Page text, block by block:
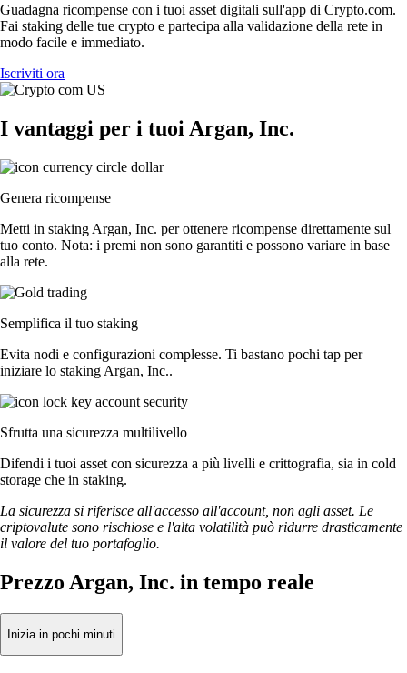
Guadagna ricompense con i tuoi asset digitali sull'app di Crypto.com.
Fai staking delle tue crypto e partecipa alla validazione della rete in
modo facile e immediato.
Iscriviti ora
I vantaggi per i tuoi Argan, Inc.
Genera ricompense
Metti in staking Argan, Inc. per ottenere ricompense direttamente sul
tuo conto. Nota: i premi non sono garantiti e possono variare in base
alla rete.
Semplifica il tuo staking
Evita nodi e configurazioni complesse. Ti bastano pochi tap per
iniziare lo staking Argan, Inc..
Sfrutta una sicurezza multilivello
Difendi i tuoi asset con sicurezza a più livelli e crittografia, sia in cold
storage che in staking.
La sicurezza si riferisce all'accesso all'account, non agli asset. Le
criptovalute sono rischiose e l'alta volatilità può ridurre drasticamente
il valore del tuo portafoglio.
Prezzo Argan, Inc. in tempo reale
Inizia in pochi minuti